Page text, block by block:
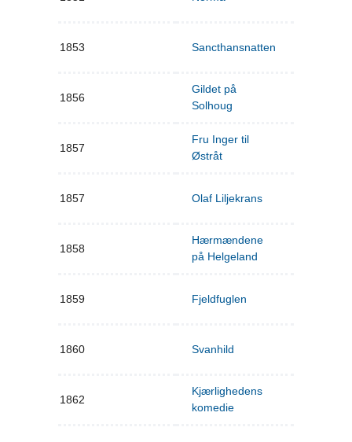
1853 Sancthansnatten
1856
Gildet på
Solhoug
1857
Fru Inger til
Østråt
1857 Olaf Liljekrans
1858
Hærmændene
på Helgeland
1859 Fjeldfuglen
1860 Svanhild
1862
Kjærlighedens
komedie